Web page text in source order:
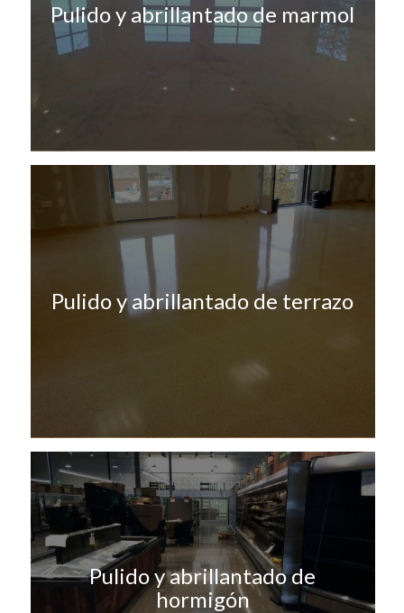
Pulido y abrillantado de marmol
Pulido y abrillantado de terrazo
Pulido y abrillantado de
hormigón